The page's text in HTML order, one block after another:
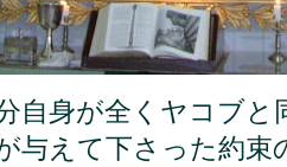
自身が全くヤコブと
与えて下さった約束